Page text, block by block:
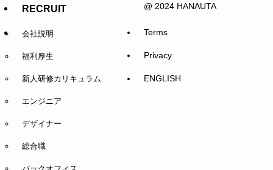
RECRUIT
会社説明
福利厚生
新人研修カリキュラム
エンジニア
デザイナー
総合職
@ 2024 HANAUTA
Terms
Privacy
ENGLISH